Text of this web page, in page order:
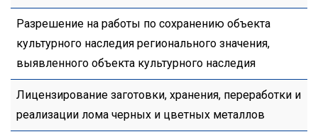
Разрешение на работы по сохранению объекта
культурного наследия регионального значения,
выявленного объекта культурного наследия
Лицензирование заготовки, хранения, переработки и
реализации лома черных и цветных металлов